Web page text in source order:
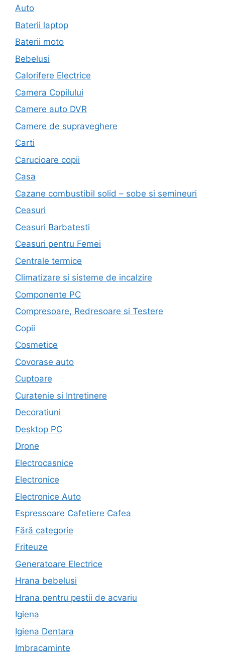
Auto
Baterii laptop
Baterii moto
Bebelusi
Calorifere Electrice
Camera Copilului
Camere auto DVR
Camere de supraveghere
Carti
Carucioare copii
Casa
Cazane combustibil solid – sobe si semineuri
Ceasuri
Ceasuri Barbatesti
Ceasuri pentru Femei
Centrale termice
Climatizare si sisteme de incalzire
Componente PC
Compresoare, Redresoare si Testere
Copii
Cosmetice
Covorase auto
Cuptoare
Curatenie si Intretinere
Decoratiuni
Desktop PC
Drone
Electrocasnice
Electronice
Electronice Auto
Espressoare Cafetiere Cafea
Fără categorie
Friteuze
Generatoare Electrice
Hrana bebelusi
Hrana pentru pestii de acvariu
Igiena
Igiena Dentara
Imbracaminte